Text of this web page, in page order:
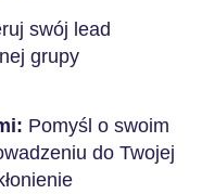
swój lead
grupy
Pomyśl o swoim
do Twojej